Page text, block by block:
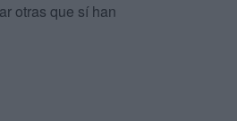
otras que sí han